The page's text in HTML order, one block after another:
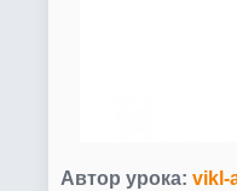
Автор урока: vikl-